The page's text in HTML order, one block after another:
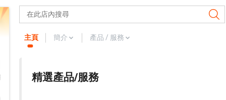
主頁 簡介 產品 / 服務
精選產品/服務